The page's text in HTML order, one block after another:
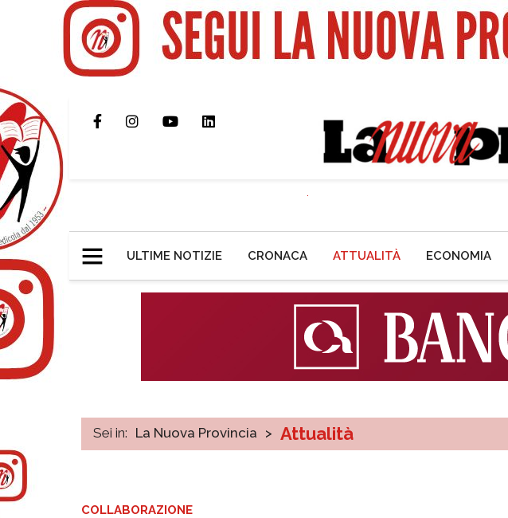
ULTIME NOTIZIE CRONACA ATTUALITÀ ECONOMIA
Sei in: La Nuova Provincia > Attualità
COLLABORAZIONE